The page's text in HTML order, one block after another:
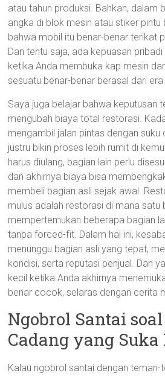
atau tahun produksi. Bahkan, dalam
angka di blok mesin atau stiker pintu
bahwa mobil itu benar-benar terikat
Dan tentu saja, ada kepuasan
ketika Anda membuka kap mesin
sesuatu benar-benar berasal dari
Saya juga belajar bahwa keputusan
mengubah biaya total restorasi.
mengambil jalan pintas dengan
justru bikin proses lebih rumit di
harus diulang, bagian lain perlu
dan akhirnya biaya bisa
membeli bagian asli sejak awal.
mulus adalah restorasi di mana satu
mempertemukan beberapa bagian
tanpa forced-fit. Dalam hal ini,
menunggu bagian asli yang tepat,
kondisi, serta reputasi penjual. Dan
kecil ketika Anda akhirnya
benar cocok, selaras dengan cerita
Ngobrol Santai
Cadang yang
Kalau ngobrol santai dengan